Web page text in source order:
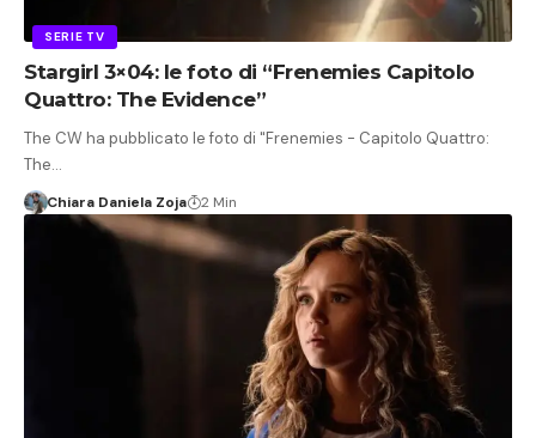
SERIE TV
Stargirl 3×04: le foto di “Frenemies Capitolo
Quattro: The Evidence”
The CW ha pubblicato le foto di "Frenemies - Capitolo Quattro:
The…
Chiara Daniela Zoja 2 Min